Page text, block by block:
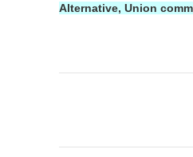
Alternative, Union